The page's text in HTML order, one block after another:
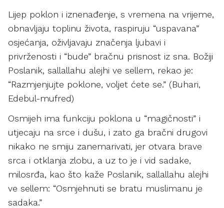
Lijep poklon i iznenađenje, s vremena na vrijeme,
obnavljaju toplinu života, raspiruju “uspavana”
osjećanja, oživljavaju značenja ljubavi i
privrženosti i “bude” bračnu prisnost iz sna. Božiji
Poslanik, sallallahu alejhi ve sellem, rekao je:
“Razmjenjujte poklone, voljet ćete se.” (Buhari,
Edebul-mufred)
Osmijeh ima funkciju poklona u “magičnosti” i
utjecaju na srce i dušu, i zato ga bračni drugovi
nikako ne smiju zanemarivati, jer otvara brave
srca i otklanja zlobu, a uz to je i vid sadake,
milosrđa, kao što kaže Poslanik, sallallahu alejhi
ve sellem: “Osmjehnuti se bratu muslimanu je
sadaka.”